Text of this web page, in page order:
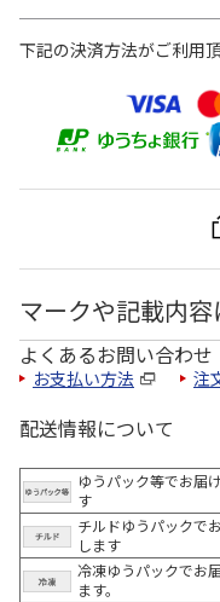
下記の決済方法がご利用頂
マークや記載内容
よくあるお問い合わせ
お支払い方法 注
配送情報について
ゆうパック等でお届
す
チルドゆうパックで
します
冷凍ゆうパックでお
ます。